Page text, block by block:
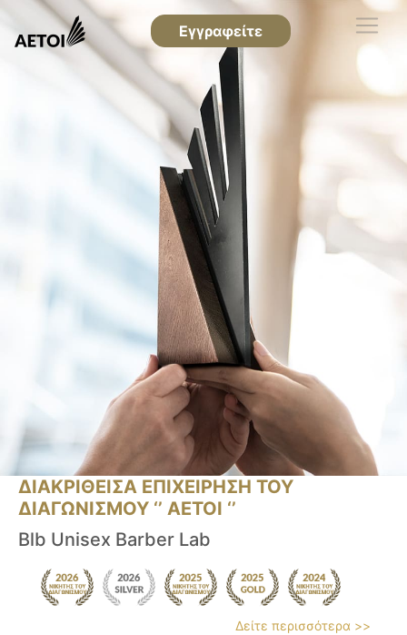
Εγγραφείτε
ΔΙΑΚΡΙΘΕΙΣΑ ΕΠΙΧΕΙΡΗΣΗ ΤΟΥ
ΔΙΑΓΩΝΙΣΜΟΥ ‘’ ΑΕΤΟΙ ‘’
Blb Unisex Barber Lab
Δείτε περισσότερα >>